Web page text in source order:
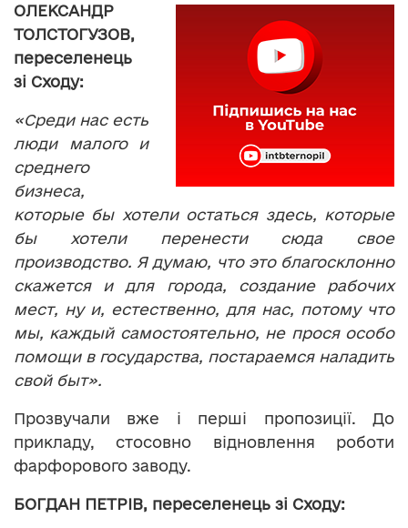
ОЛЕКСАНДР
ТОЛСТОГУЗОВ,
переселенець
зі Сходу:
«Среди нас есть
людималого и
среднего
бизнеса,
которые бы хотели остаться здесь, которые
бы хотели перенести сюда свое
производство. Я думаю, что это благосклонно
скажется и для города, создание рабочих
мест, ну и, естественно, для нас, потому что
мы, каждый самостоятельно, не прося особо
помощи в государства, постараемся наладить
свой быт».
Прозвучали вже і перші пропозиції. До
прикладу, стосовно відновлення роботи
фарфорового заводу.
БОГДАН ПЕТРІВ, переселенець зі Сходу: